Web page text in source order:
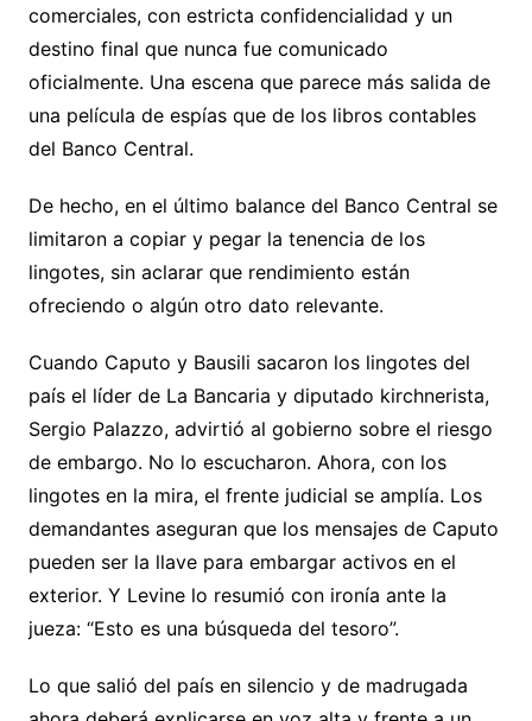
comerciales, con estricta confidencialidad y un
destino final que nunca fue comunicado
oficialmente. Una escena que parece más salida de
una película de espías que de los libros contables
del Banco Central.
De hecho, en el último balance del Banco Central se
limitaron a copiar y pegar la tenencia de los
lingotes, sin aclarar que rendimiento están
ofreciendo o algún otro dato relevante.
Cuando Caputo y Bausili sacaron los lingotes del
país el líder de La Bancaria y diputado kirchnerista,
Sergio Palazzo, advirtió al gobierno sobre el riesgo
de embargo. No lo escucharon. Ahora, con los
lingotes en la mira, el frente judicial se amplía. Los
demandantes aseguran que los mensajes de Caputo
pueden ser la llave para embargar activos en el
exterior. Y Levine lo resumió con ironía ante la
jueza: “Esto es una búsqueda del tesoro”.
Lo que salió del país en silencio y de madrugada